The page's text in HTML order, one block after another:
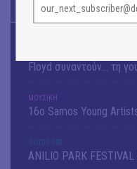
TODAY'S
4ο Pig Floyd – The
Floyd συναντούν… τη
ΜΟΥΣΙΚΗ
16o Samos Young
OUTDΟORS
ANILIO PARK